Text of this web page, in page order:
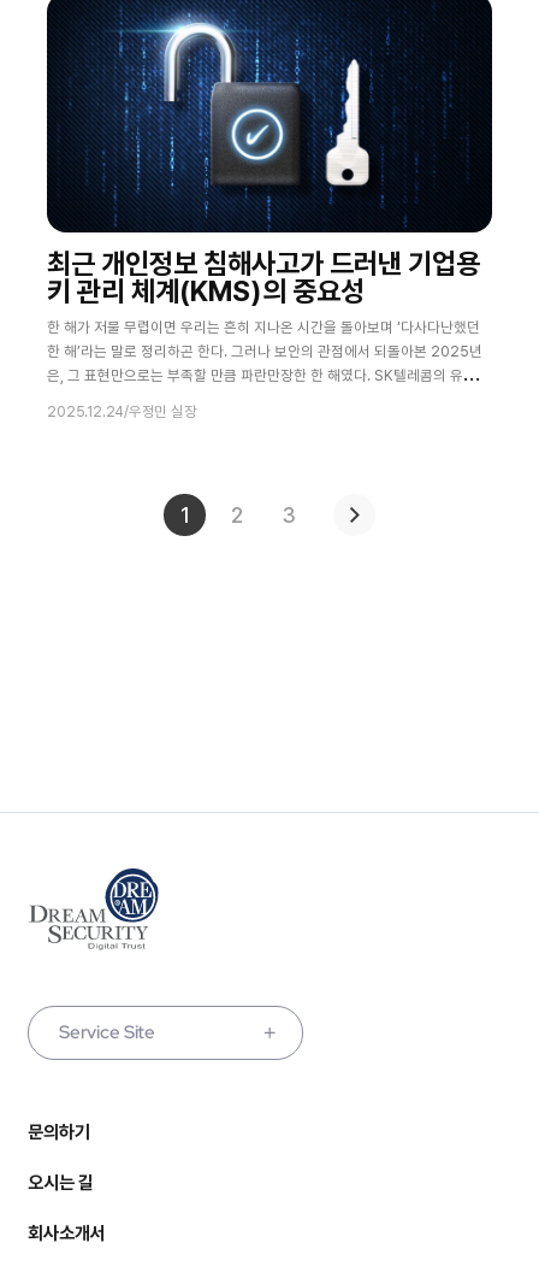
는가?” 그
최근 개인정보 침해사고가 드러낸 기업용
키 관리 체계(KMS)의 중요성
한 해가 저물 무렵이면 우리는 흔히 지나온 시간을 돌아보며 ‘다사다난했던
한 해’라는 말로 정리하곤 한다. 그러나 보안의 관점에서 되돌아본 2025년
은, 그 표현만으로는 부족할 만큼 파란만장한 한 해였다. SK텔레콤의 유심
데카드의 고객정보 유출 사고까지, 국내 주요 기업들은 단 한순간도 보안 이
2025.12.24/우정민 실장
1 2 3
문의하기
오시는 길
회사소개서
Service Site